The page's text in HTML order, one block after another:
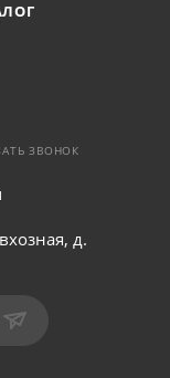
ЗВОНОК
д.